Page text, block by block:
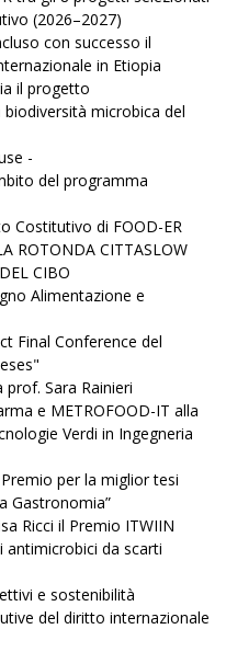
(2026–2027)
con successo il
in Etiopia
il progetto
biodiversità microbica del
-
del programma
Costitutivo di FOOD-ER
ROTONDA CITTASLOW
CIBO
Alimentazione e
Final Conference del
Sara Rainieri
e METROFOOD-IT alla
Verdi in Ingegneria
per la miglior tesi
Gastronomia”
Ricci il Premio ITWIIN
antimicrobici da scarti
e sostenibilità
del diritto internazionale